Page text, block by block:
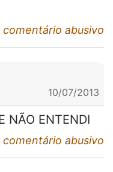
comentário abusivo
10/07/2013
NÃO ENTENDI
comentário abusivo